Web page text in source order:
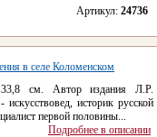
Артикул: 24736
в селе Коломенском
см. Автор издания Л.Р.
историк русской
первой половины...
Подробнее в описании